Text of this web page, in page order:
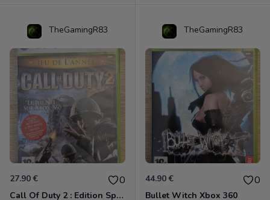
TheGamingR83
27.90 € 0
Call Of Duty 2 : Edition Spéciale Xbox 360 GOTY
TheGamingR83
44.90 € 0
Bullet Witch Xbox 360